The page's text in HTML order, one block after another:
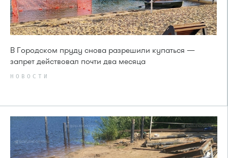
В Городском пруду снова разрешили купаться —
запрет действовал почти два месяца
НОВОСТИ